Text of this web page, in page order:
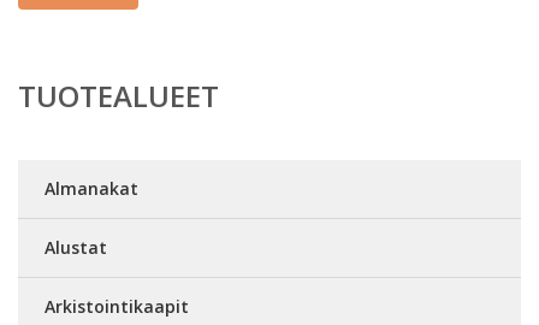
TUOTEALUEET
Almanakat
Alustat
Arkistointikaapit